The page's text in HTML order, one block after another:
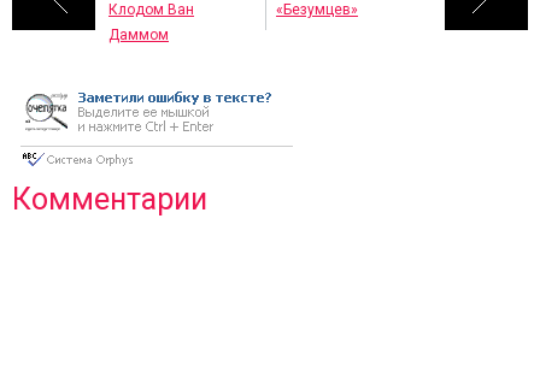
Клодом Ван
Даммом
«Безумцев»
Комментарии